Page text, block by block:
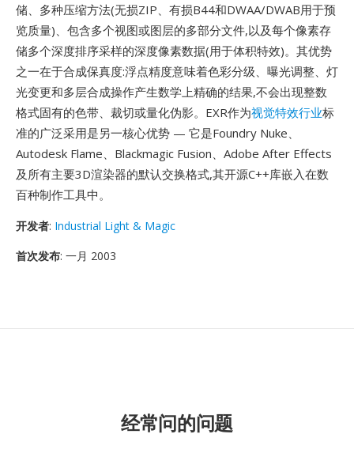
储、多种压缩方法(无损ZIP、有损B44和DWAA/DWAB用于预
览质量)、包含多个视图或图层的多部分文件,以及每个像素存
储多个深度排序采样的深度像素数据(用于体积特效)。其优势
之一在于合成保真度:浮点精度意味着色彩分级、曝光调整、灯
光变更和多层合成操作产生数学上精确的结果,不会出现整数
格式固有的色带、裁切或量化伪影。EXR作为视觉特效行业标
准的广泛采用是另一核心优势 — 它是Foundry Nuke、
Autodesk Flame、Blackmagic Fusion、Adobe After Effects
及所有主要3D渲染器的默认交换格式,其开源C++库嵌入在数
百种制作工具中。
开发者: Industrial Light & Magic
首次发布: 一月 2003
经常问的问题